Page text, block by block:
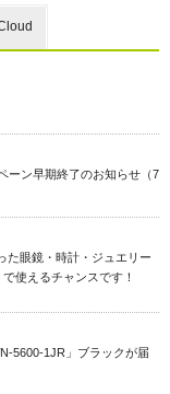
ーン早期終了のお知らせ（7
た眼鏡・時計・ジュエリー
使えるチャンスです！
5600-1JR」ブラックが届